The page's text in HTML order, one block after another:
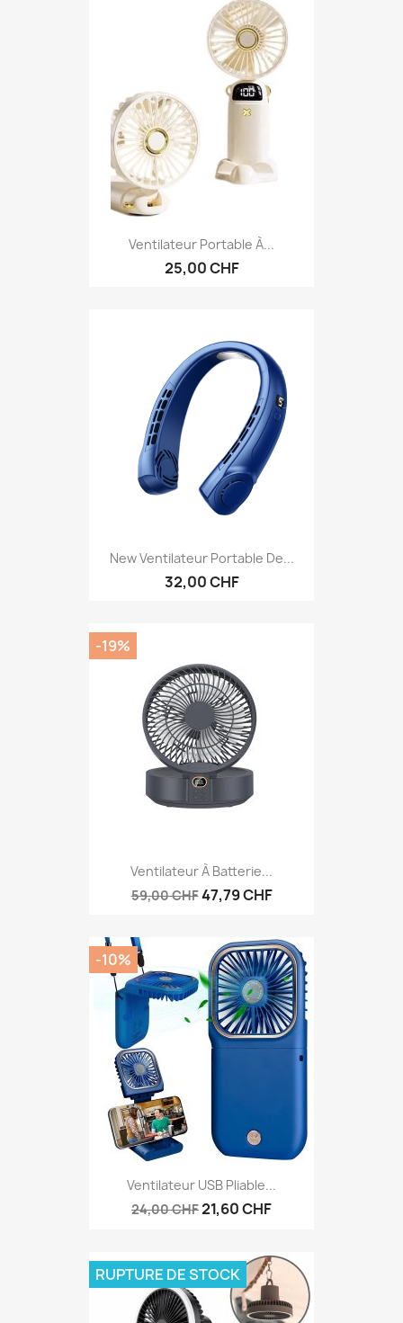
Ventilateur Portable À...
25,00 CHF
New Ventilateur Portable De...
32,00 CHF
Ventilateur À Batterie...
59,00 CHF47,79 CHF
-19%
Ventilateur USB Pliable...
24,00 CHF21,60 CHF
-10%
RUPTURE DE STOCK